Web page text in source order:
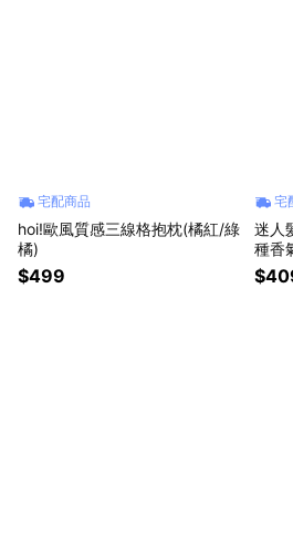
宅配商品
hoi!歐風質感三線格抱枕(橘紅/綠
橘)
$499
宅
迷人
種香
沖洗
日京